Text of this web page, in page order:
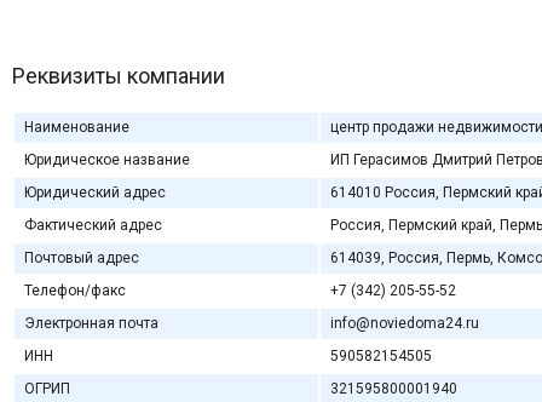
Реквизиты компании
Наименование
центр продажи
Юридическое название
ИП Герасимов Дмитрий
Юридический адрес
614010 Россия, Пермский
Фактический адрес
Россия, Пермский край,
Почтовый адрес
614039, Россия, Пермь,
Телефон/факс
+7 (342) 205-55-52
Электронная почта
info@noviedoma24.ru
ИНН
590582154505
ОГРИП
321595800001940